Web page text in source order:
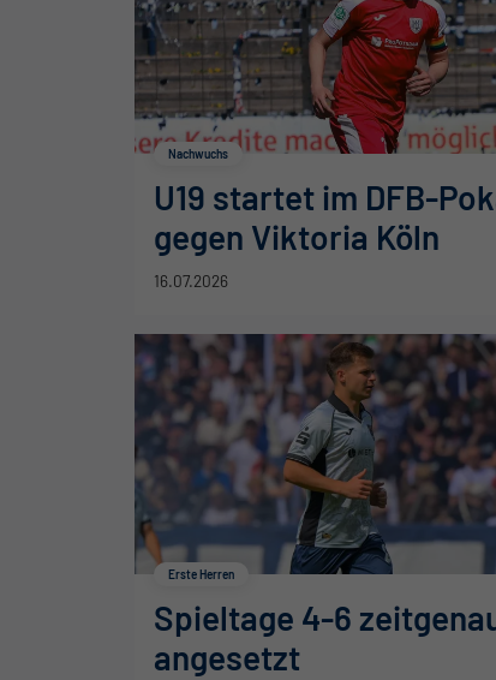
U19 startet im DFB-
gegen Viktoria Köln
Nachwuchs
16.07.2026
Spieltage 4-6
angesetzt
Erste Herren